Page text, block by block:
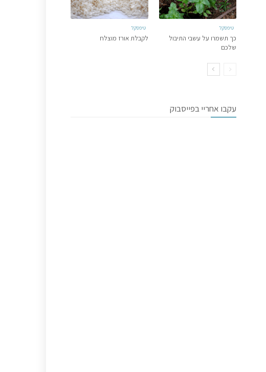
טיפסקל
כך תשמרו על עשבי התיבול
שלכם
טיפסקל
לקבלת אורז מוצלח
עקבו אחריי בפייסבוק